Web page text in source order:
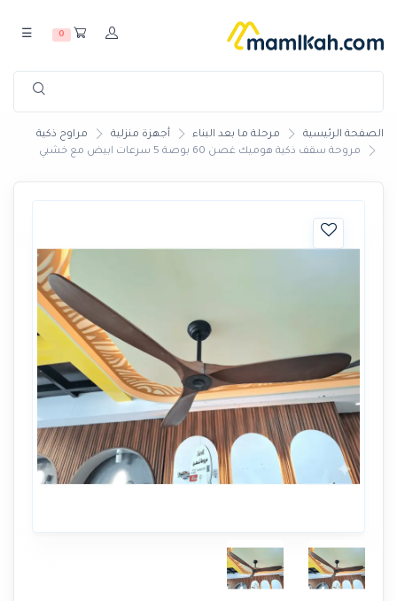
0
☰
الصفحة الرئيسية مرحلة ما بعد البناء أجهزة منزلية
مراوح ذكية
مروحة سقف ذكية هوميك غصن 60 بوصة 5 سرعات ابيض مع خشبي